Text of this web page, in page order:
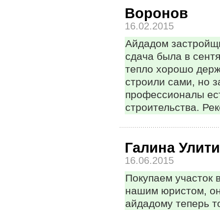
Воронов
16.02.2015
Айдадом
сдача была в
тепло хорошо
строили сами, но
профессионалы
строительства.
Галина
16.06.2015
Покупаем участок
нашим юристом,
айдадому теперь